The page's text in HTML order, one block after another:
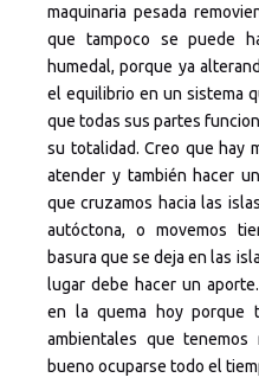
maquinaria pesada
que tampoco se puede
humedal, porque ya
el equilibrio en un sistema
que todas sus partes
su totalidad. Creo que hay
atender y también hacer
que cruzamos hacia las
autóctona, o movemos
basura que se deja en las
lugar debe hacer un
en la quema hoy porque
ambientales que
bueno ocuparse todo el